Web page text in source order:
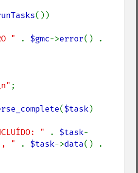
())
" . $gmc->error
;
($task)
" . $task-
" . $task->data